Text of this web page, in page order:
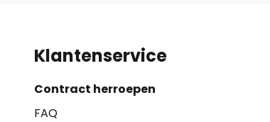
Klantenservice
Contract herroepen
FAQ